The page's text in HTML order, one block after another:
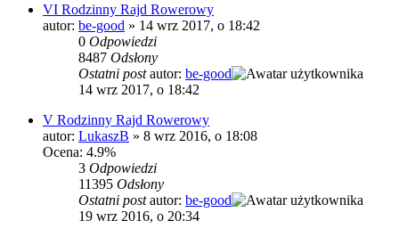
VI Rodzinny Rajd Rowerowy
autor: be-good » 14 wrz 2017, o 18:42
0 Odpowiedzi
8487 Odsłony
Ostatni postautor: be-good
14 wrz 2017, o 18:42
V Rodzinny Rajd Rowerowy
autor: LukaszB » 8 wrz 2016, o 18:08
Ocena: 4.9%
3 Odpowiedzi
11395 Odsłony
Ostatni postautor: be-good
19 wrz 2016, o 20:34